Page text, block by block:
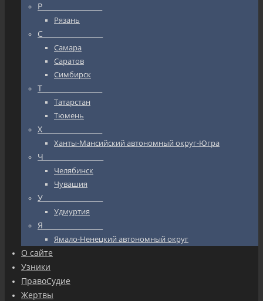
Р_________________
Рязань
С_________________
Самара
Саратов
Симбирск
Т_________________
Татарстан
Тюмень
Х_________________
Ханты-Мансийский автономный округ-Югра
Ч_________________
Челябинск
Чувашия
У_________________
Удмуртия
Я_________________
Ямало-Ненецкий автономный округ
О сайте
Узники
ПравоСудие
Жертвы